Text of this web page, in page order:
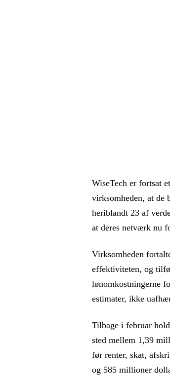
WiseTech er fortsat
virksomheden, at de
heriblandt 23 af
at deres netværk nu
Virksomheden
effektiviteten, og
lønomkostningerne
estimater, ikke
Tilbage i februar
sted mellem 1,39
før renter, skat,
og 585 millioner